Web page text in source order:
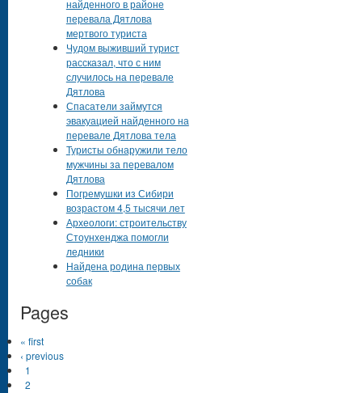
найденного в районе
перевала Дятлова
мертвого туриста
Чудом выживший турист
рассказал, что с ним
случилось на перевале
Дятлова
Спасатели займутся
эвакуацией найденного на
перевале Дятлова тела
Туристы обнаружили тело
мужчины за перевалом
Дятлова
Погремушки из Сибири
возрастом 4,5 тысячи лет
Археологи: строительству
Стоунхенджа помогли
ледники
Найдена родина первых
собак
Pages
« first
‹ previous
1
2